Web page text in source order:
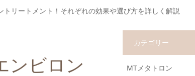
トリートメント！それぞれの効果や選び方を詳しく解説
ンビロン
カテゴリー
MTメタトロン